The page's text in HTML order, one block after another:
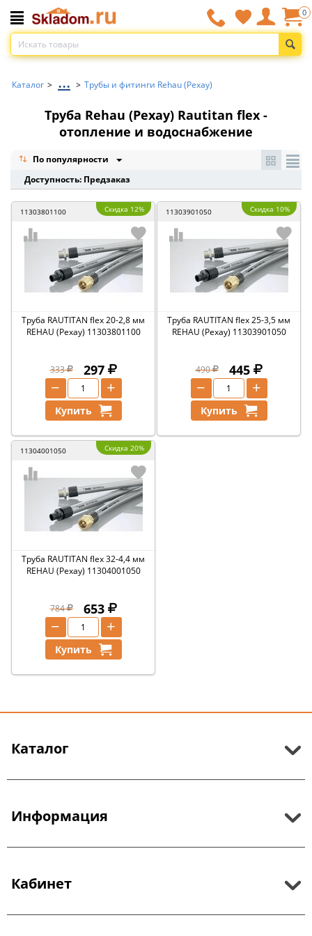
0
Каталог > ... > Трубы и фитинги Rehau (Рехау)
Труба Rehau (Рехау) Rautitan flex -
отопление и водоснабжение
По популярности
Доступность: Предзаказ
11303801100 Скидка 12%
Труба RAUTITAN flex 20-2,8 мм
REHAU (Рехау) 11303801100
333 297
+
−
Купить
11303901050 Скидка 10%
Труба RAUTITAN flex 25-3,5 мм
REHAU (Рехау) 11303901050
490 445
+
−
Купить
11304001050 Скидка 20%
Труба RAUTITAN flex 32-4,4 мм
REHAU (Рехау) 11304001050
784 653
+
−
Купить
Каталог
Информация
Кабинет